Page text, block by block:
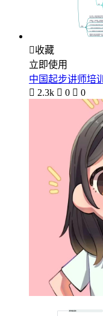
收藏
立即使用
中国起步讲师培
 2.3k  0  0